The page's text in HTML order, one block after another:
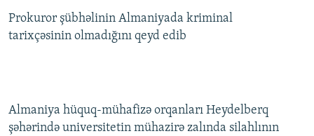
BIZIMLƏ ƏLAQƏ
XƏBƏR BÜLLETENLƏRIMIZ
Prokuror şübhəlinin Almaniyada kriminal
tarixçəsinin olmadığını qeyd edib
Almaniya hüquq-mühafizə orqanları Heydelberq
şəhərində universitetin mühazirə zalında silahlının